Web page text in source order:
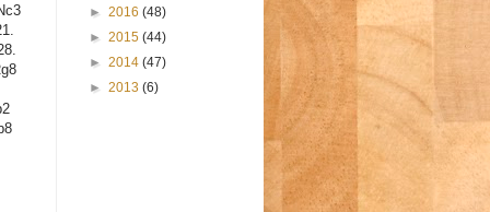
► 2016 (48)
► 2015 (44)
► 2014 (47)
► 2013 (6)